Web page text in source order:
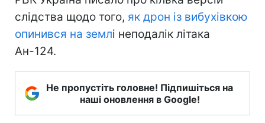
слідства щодо того, як дрон із вибухівкою
опинився на землі неподалік літака
Ан-124.
Не пропустіть головне! Підпишіться на
наші оновлення в Google!